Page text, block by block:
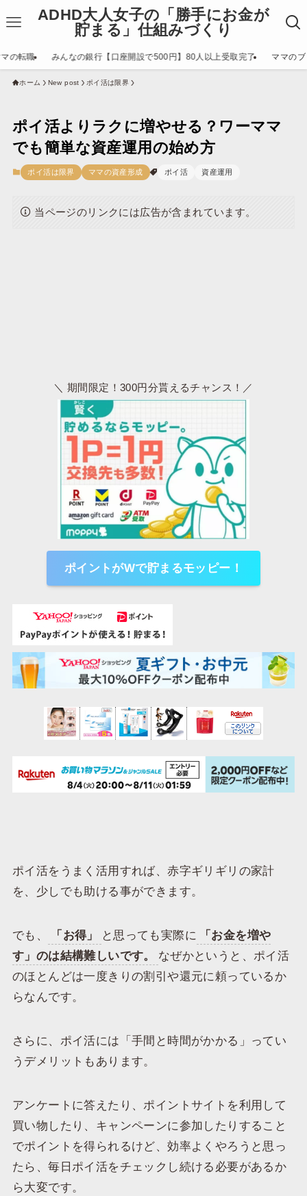
ADHD大人女子の「勝手にお金が
貯まる」仕組みづくり
の転職 みんなの銀行【口座開設で500円】80人以上受取完了 ママの
ホーム New post ポイ活は限界
ポイ活よりラクに増やせる？ワーママ
でも簡単な資産運用の始め方
ポイ活は限界 ママの資産形成 ポイ活 資産運用
当ページのリンクには広告が含まれています。
＼ 期間限定！300円分貰えるチャンス！／
ポイントがWで貯まるモッピー！
ポイ活をうまく活用すれば、赤字ギリギリの家計
を、少しでも助ける事ができます。
でも、 「お得」 と思っても実際に
「お金を増や
す」のは結構難しいです。
なぜかというと、ポイ活
のほとんどは一度きりの割引や還元に頼っているか
らなんです。
さらに、ポイ活には「手間と時間がかかる」ってい
うデメリットもあります。
アンケートに答えたり、ポイントサイトを利用して
買い物したり、キャンペーンに参加したりすること
でポイントを得られるけど、効率よくやろうと思っ
たら、毎日ポイ活をチェックし続ける必要があるか
ら大変です。